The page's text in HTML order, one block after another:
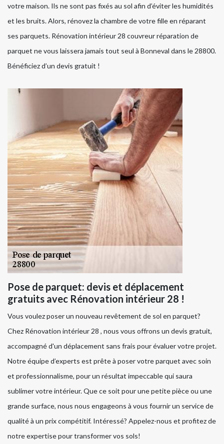
votre maison. Ils ne sont pas fixés au sol afin d’éviter les humidités
et les bruits. Alors, rénovez la chambre de votre fille en réparant
ses parquets. Rénovation intérieur 28 couvreur réparation de
parquet ne vous laissera jamais tout seul à Bonneval dans le 28800.
Bénéficiez d’un devis gratuit !
Pose de parquet: devis et déplacement
gratuits avec Rénovation intérieur 28 !
Vous voulez poser un nouveau revêtement de sol en parquet?
Chez Rénovation intérieur 28 , nous vous offrons un devis gratuit,
accompagné d'un déplacement sans frais pour évaluer votre projet.
Notre équipe d’experts est prête à poser votre parquet avec soin
et professionnalisme, pour un résultat impeccable qui saura
sublimer votre intérieur. Que ce soit pour une petite pièce ou une
grande surface, nous nous engageons à vous fournir un service de
qualité à un prix compétitif. Intéressé? Appelez-nous et profitez de
notre expertise pour transformer vos sols!